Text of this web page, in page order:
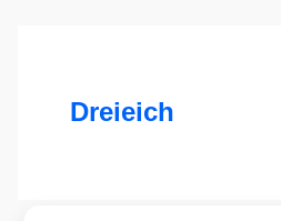
Dreieich